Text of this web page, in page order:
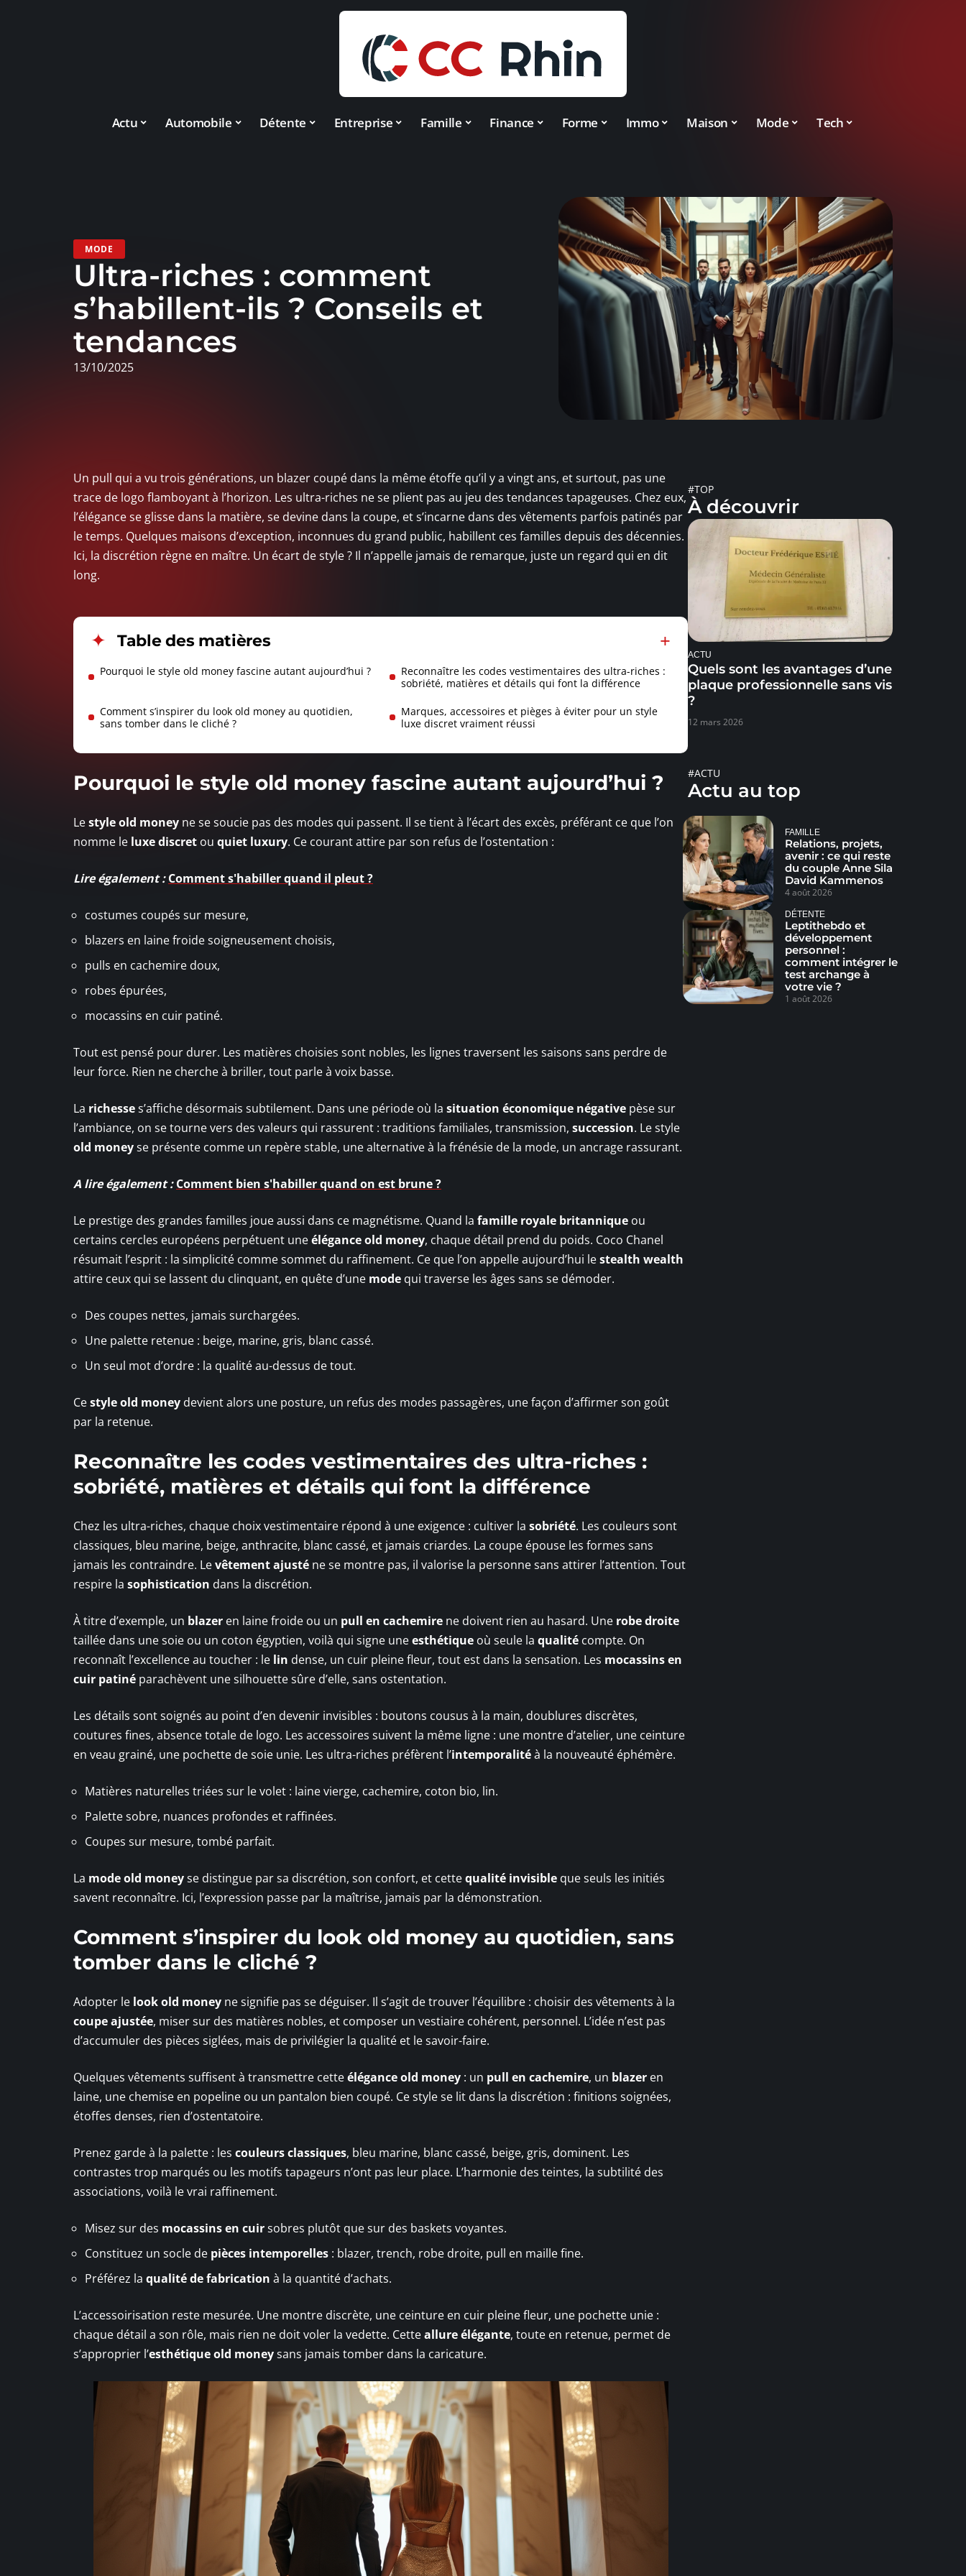
Actu Automobile Détente Entreprise Famille Finance Forme Immo Maison Mode Tech
MODE
Ultra-riches : comment
s’habillent-ils ? Conseils et
tendances
13/10/2025
Un pull qui a vu trois générations, un blazer coupé dans la même étoffe qu’il y a vingt ans, et surtout, pas une
trace de logo flamboyant à l’horizon. Les ultra-riches ne se plient pas au jeu des tendances tapageuses. Chez eux,
l’élégance se glisse dans la matière, se devine dans la coupe, et s’incarne dans des vêtements parfois patinés par
le temps. Quelques maisons d’exception, inconnues du grand public, habillent ces familles depuis des décennies.
Ici, la discrétion règne en maître. Un écart de style ? Il n’appelle jamais de remarque, juste un regard qui en dit
long.
Table des matières
Pourquoi le style old money fascine autant aujourd’hui ?
Reconnaître les codes vestimentaires des ultra-riches :
sobriété, matières et détails qui font la différence
Comment s’inspirer du look old money au quotidien,
sans tomber dans le cliché ?
Marques, accessoires et pièges à éviter pour un style
luxe discret vraiment réussi
Pourquoi le style old money fascine autant aujourd’hui ?
Lestyle old money ne se soucie pas des modes qui passent. Il se tient à l’écart des excès, préférant ce que l’on
nomme le luxe discret ou quiet luxury. Ce courant attire par son refus de l’ostentation :
Lire également : Comment s'habiller quand il pleut ?
costumes coupés sur mesure,
blazers en laine froide soigneusement choisis,
pulls en cachemire doux,
robes épurées,
mocassins en cuir patiné.
Tout est pensé pour durer. Les matières choisies sont nobles, les lignes traversent les saisons sans perdre de
leur force. Rien ne cherche à briller, tout parle à voix basse.
La richesses’affiche désormais subtilement. Dans une période où la situation économique négative pèse sur
l’ambiance, on se tourne vers des valeurs qui rassurent : traditions familiales, transmission, succession. Le style
old moneyse présente comme un repère stable, une alternative à la frénésie de la mode, un ancrage rassurant.
A lire également : Comment bien s'habiller quand on est brune ?
Le prestige des grandes familles joue aussi dans ce magnétisme. Quand la famille royale britannique ou
certains cercles européens perpétuent uneélégance old money, chaque détail prend du poids. Coco Chanel
résumait l’esprit : la simplicité comme sommet du raffinement. Ce que l’on appelle aujourd’hui lestealth wealth
attire ceux qui se lassent du clinquant, en quête d’une mode qui traverse les âges sans se démoder.
Des coupes nettes, jamais surchargées.
Une palette retenue : beige, marine, gris, blanc cassé.
Un seul mot d’ordre : la qualité au-dessus de tout.
Cestyle old money devient alors une posture, un refus des modes passagères, une façon d’affirmer son goût
par la retenue.
Reconnaître les codes vestimentaires des ultra-riches :
sobriété, matières et détails qui font la différence
Chez les ultra-riches, chaque choix vestimentaire répond à une exigence : cultiver la sobriété. Les couleurs sont
classiques, bleu marine, beige, anthracite, blanc cassé, et jamais criardes. La coupe épouse les formes sans
jamais les contraindre. Levêtement ajusté ne se montre pas, il valorise la personne sans attirer l’attention. Tout
respire la sophistication dans la discrétion.
À titre d’exemple, un blazer en laine froide ou un pull en cachemire ne doivent rien au hasard. Une robe droite
taillée dans une soie ou un coton égyptien, voilà qui signe uneesthétique où seule la qualité compte. On
reconnaît l’excellence au toucher : le lin dense, un cuir pleine fleur, tout est dans la sensation. Les mocassins en
cuir patiné parachèvent une silhouette sûre d’elle, sans ostentation.
Les détails sont soignés au point d’en devenir invisibles : boutons cousus à la main, doublures discrètes,
coutures fines, absence totale de logo. Les accessoires suivent la même ligne : une montre d’atelier, une ceinture
en veau grainé, une pochette de soie unie. Les ultra-riches préfèrent l’intemporalitéà la nouveauté éphémère.
Matières naturelles triées sur le volet : laine vierge, cachemire, coton bio, lin.
Palette sobre, nuances profondes et raffinées.
Coupes sur mesure, tombé parfait.
La mode old moneyse distingue par sa discrétion, son confort, et cettequalité invisible que seuls les initiés
savent reconnaître. Ici, l’expression passe par la maîtrise, jamais par la démonstration.
Comment s’inspirer du look old money au quotidien, sans
tomber dans le cliché ?
Adopter le look old money ne signifie pas se déguiser. Il s’agit de trouver l’équilibre : choisir des vêtements à la
coupe ajustée, miser sur des matières nobles, et composer un vestiaire cohérent, personnel. L’idée n’est pas
d’accumuler des pièces siglées, mais de privilégier la qualité et le savoir-faire.
Quelques vêtements suffisent à transmettre cetteélégance old money : un pull en cachemire, un blazer en
laine, une chemise en popeline ou un pantalon bien coupé. Ce style se lit dans la discrétion : finitions soignées,
étoffes denses, rien d’ostentatoire.
Prenez garde à la palette : les couleurs classiques, bleu marine, blanc cassé, beige, gris, dominent. Les
contrastes trop marqués ou les motifs tapageurs n’ont pas leur place. L’harmonie des teintes, la subtilité des
associations, voilà le vrai raffinement.
Misez sur des mocassins en cuirsobres plutôt que sur des baskets voyantes.
Constituez un socle de pièces intemporelles : blazer, trench, robe droite, pull en maille fine.
Préférez la qualité de fabrication à la quantité d’achats.
L’accessoirisation reste mesurée. Une montre discrète, une ceinture en cuir pleine fleur, une pochette unie :
chaque détail a son rôle, mais rien ne doit voler la vedette. Cetteallure élégante, toute en retenue, permet de
s’approprier l’esthétique old moneysans jamais tomber dans la caricature.
#TOP
À découvrir
ACTU
Quels sont les avantages d’une
plaque professionnelle sans vis
?
12 mars 2026
#ACTU
Actu au top
FAMILLE
Relations, projets,
avenir : ce qui reste
du couple Anne Sila
David Kammenos
4 août 2026
DÉTENTE
Leptithebdo et
développement
personnel :
comment intégrer le
test archange à
votre vie ?
1 août 2026